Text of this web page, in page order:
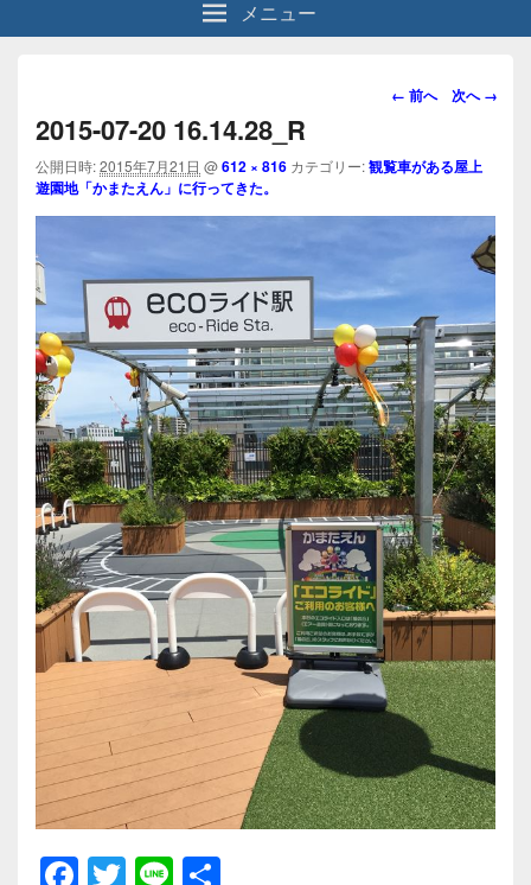
メニュー
画
ビ
ー
ン
← 前へ 次へ →
2015-07-20 16.14.28_R
公開日時:2015年7月21日 @612 × 816 カテゴリー:観覧車がある屋上
遊園地「かまたえん」に行ってきた。